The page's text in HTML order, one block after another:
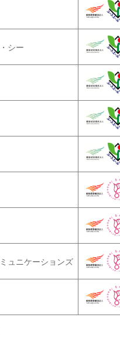
シー
ュニケーションズ